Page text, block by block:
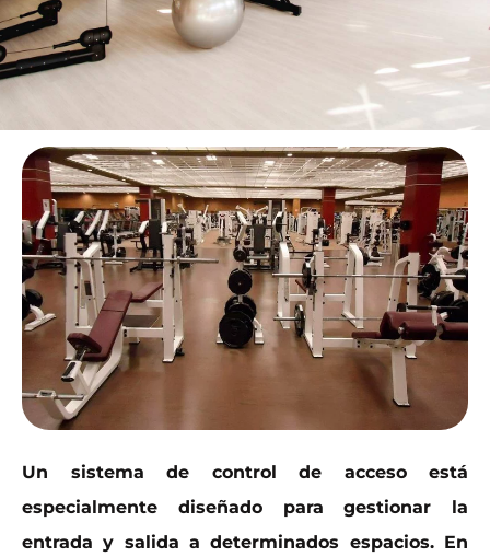
Un sistema de control de acceso está
especialmente diseñado para gestionar la
entrada y salida a determinados espacios. En